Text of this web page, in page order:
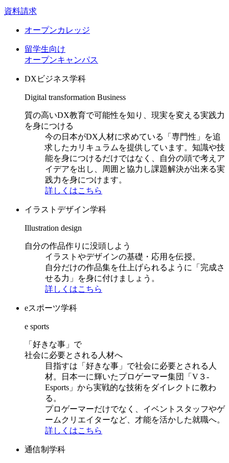
資料請求
オープンカレッジ
留学生向け
オープンキャンパス
DXビジネス学科
Digital transformation Business
質の高いDX教育で可能性を知り、現実を変える実践力
を身につける
今の日本がDX人材に求めている「専門性」を追
求したカリキュラムを提供しています。知識や技
能を身につけるだけではなく、自分の頭で考えア
イデアを出し、周囲と協力し課題解決が出来る実
践力を身につけます。
詳しくはこちら
イラストデザイン学科
Illustration design
自分の作品作りに没頭しよう
イラストやデザインの基礎・応用を伝授。
自分だけの作品集を仕上げられるように「完成さ
せる力」を身に付けましょう。
詳しくはこちら
eスポーツ学科
e sports
「好きな事」で
社会に必要とされる人材へ
目指すは「好きな事」で社会に必要とされる人
材。日本一に輝いたプロゲーマー集団「V３-
Esports」から実戦的な技術をダイレクトに教わ
る。
プロゲーマーだけでなく、イベントスタッフやゲ
ームクリエイターなど、才能を活かした就職へ。
詳しくはこちら
通信制学科